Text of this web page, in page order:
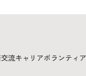
流キャリアボランティア